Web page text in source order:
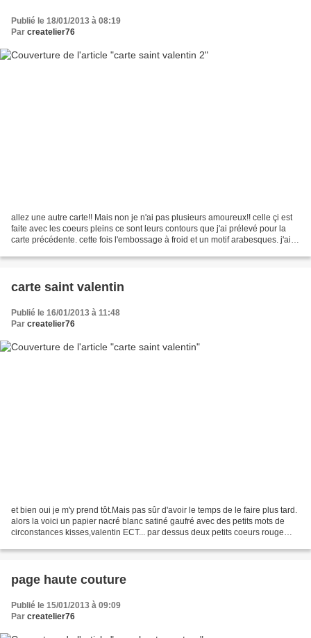
Publié le 18/01/2013 à 08:19
Par createlier76
allez une autre carte!! Mais non je n'ai pas plusieurs amoureux!! celle çi est
faite avec les coeurs pleins ce sont leurs contours que j'ai prélevé pour la
carte précédente. cette fois l'embossage à froid et un motif arabesques. j'ai
carte saint valentin
Publié le 16/01/2013 à 11:48
Par createlier76
et bien oui je m'y prend tôt.Mais pas sûr d'avoir le temps de le faire plus tard.
alors la voici un papier nacré blanc satiné gaufré avec des petits mots de
circonstances kisses,valentin ECT... par dessus deux petits coeurs rouge
page haute couture
Publié le 15/01/2013 à 09:09
Par createlier76